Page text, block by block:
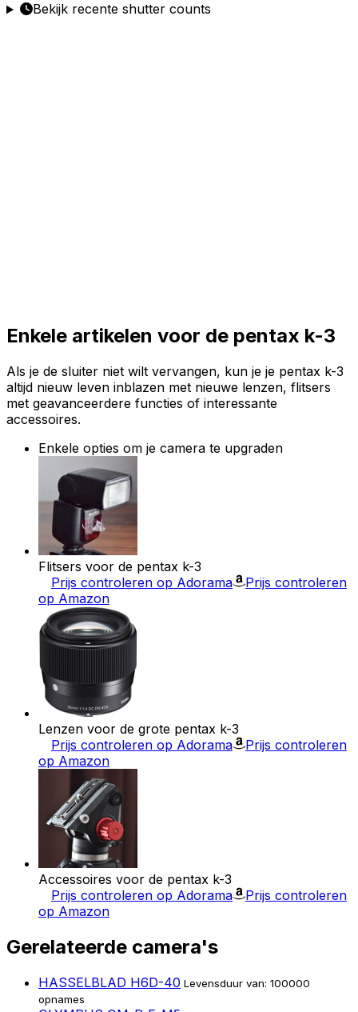
Bekijk recente shutter counts
Enkele artikelen voor de pentax k-3
Als je de sluiter niet wilt vervangen, kun je je pentax k-3
altijd nieuw leven inblazen met nieuwe lenzen, flitsers
met geavanceerdere functies of interessante
accessoires.
Enkele opties om je camera te upgraden
Flitsers voor de pentax k-3
Prijs controleren op Adorama
Prijs controleren
op Amazon
Lenzen voor de grote pentax k-3
Prijs controleren op Adorama
Prijs controleren
op Amazon
Accessoires voor de pentax k-3
Prijs controleren op Adorama
Prijs controleren
op Amazon
Gerelateerde camera's
HASSELBLAD H6D-40 Levensduur van: 100000
opnames